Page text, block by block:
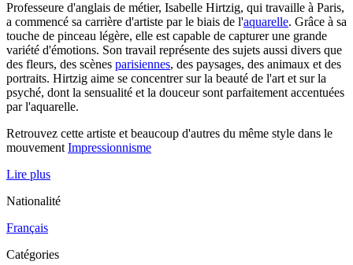
Professeure d'anglais de métier, Isabelle Hirtzig, qui travaille à Paris,
a commencé sa carrière d'artiste par le biais de l'aquarelle. Grâce à sa
touche de pinceau légère, elle est capable de capturer une grande
variété d'émotions. Son travail représente des sujets aussi divers que
des fleurs, des scènes parisiennes, des paysages, des animaux et des
portraits. Hirtzig aime se concentrer sur la beauté de l'art et sur la
psyché, dont la sensualité et la douceur sont parfaitement accentuées
par l'aquarelle.
Retrouvez cette artiste et beaucoup d'autres du même style dans le
mouvement Impressionnisme
Lire plus
Nationalité
Français
Catégories